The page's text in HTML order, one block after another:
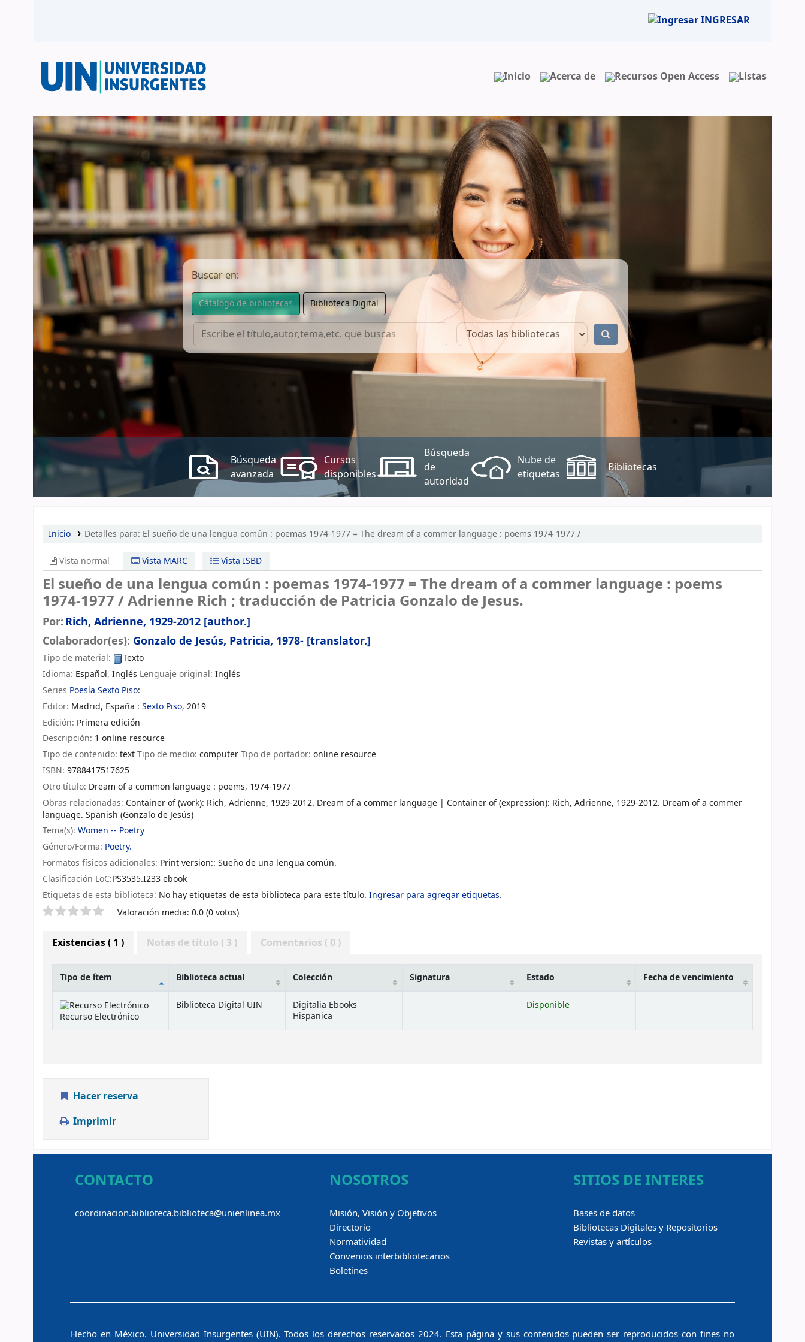
INGRESAR
BIBLIOUIN Listas
Recursos Open Access
Acerca de
Inicio
Buscar en:
Cátalogo de bibliotecas Biblioteca Digital
Búsqueda
avanzada
Cursos
disponibles
Búsqueda
de
autoridad
Nube de
etiquetas
Bibliotecas
Inicio Detalles para: El sueño de una lengua común : poemas 1974-1977 = The dream of a commer language : poems 1974-1977 /
Vista normal Vista MARC Vista ISBD
El sueño de una lengua común : poemas 1974-1977 = The dream of a commer language : poems
1974-1977 /Adrienne Rich ; traducción de Patricia Gonzalo de Jesus.
Por:Rich, Adrienne, 1929-2012 [author.]
Colaborador(es): Gonzalo de Jesús, Patricia, 1978- [translator.]
Tipo de material:
Texto
Idioma: Español, Inglés Lenguaje original: Inglés
Series Poesía Sexto Piso:
Editor: Madrid, España : Sexto Piso, 2019
Edición: Primera edición
Descripción: 1 online resource
Tipo de contenido: textTipo de medio: computerTipo de portador: online resource
ISBN: 9788417517625
Otro título: Dream of a common language : poems, 1974-1977
Obras relacionadas: Container of (work): Rich, Adrienne, 1929-2012. Dream of a commer language | Container of (expression): Rich, Adrienne, 1929-2012. Dream of a commer
language. Spanish (Gonzalo de Jesús)
Tema(s): Women -- Poetry
Género/Forma: Poetry.
Formatos físicos adicionales: Print version:: Sueño de una lengua común.
Clasificación LoC:PS3535.I233 ebook
Etiquetas de esta biblioteca: No hay etiquetas de esta biblioteca para este título. Ingresar para agregar etiquetas.
Valoración Valoración media: 0.0 (0 votos)
Existencias( 1 ) Notas de título ( 3 ) Comentarios ( 0 )
Existencias
Tipo de ítem Biblioteca actual Colección Signatura Estado Fecha de vencimiento
Recurso Electrónico
Biblioteca Digital UIN
Digitalia Ebooks
Hispanica
Disponible
Hacer reserva
Imprimir
CONTACTO NOSOTROS SITIOS DE INTERES
coordinacion.biblioteca.biblioteca@unienlinea.mx Misión, Visión y Objetivos
Bases de datos
Directorio
Bibliotecas Digitales y Repositorios
Normatividad
Revistas y artículos
Convenios interbibliotecarios
Boletines
Hecho en México. Universidad Insurgentes (UIN). Todos los derechos reservados 2024. Esta página y sus contenidos pueden ser reproducidos con fines no